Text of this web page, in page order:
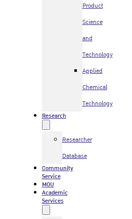
Product
Science
and
Technology
Applied
Chemical
Technology
Research
Researcher
Database
Community
Service
MOU
Academic
Services